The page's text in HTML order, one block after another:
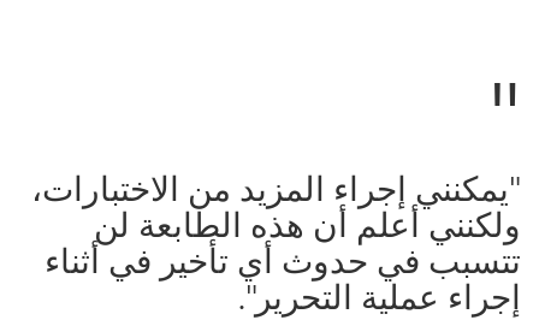
"يمكنني إجراء المزيد من الاختبارات،
ولكنني أعلم أن هذه الطابعة لن
تتسبب في حدوث أي تأخير في أثناء
إجراء عملية التحرير".